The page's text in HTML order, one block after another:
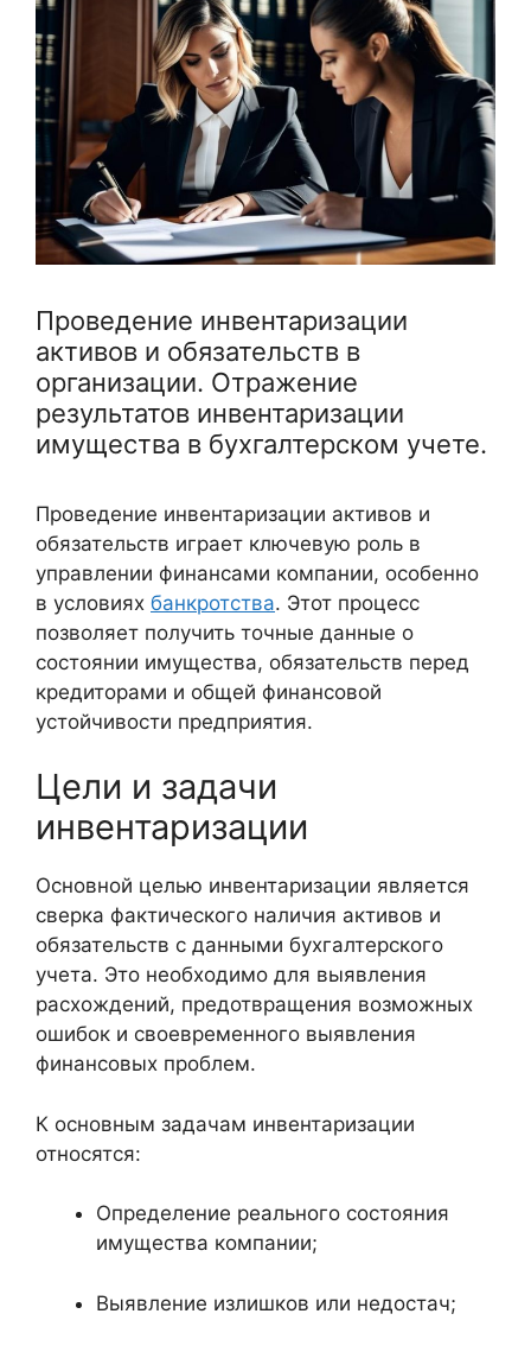
Проведение инвентаризации
активов и обязательств в
организации. Отражение
результатов инвентаризации
имущества в бухгалтерском учете.
Проведение инвентаризации активов и
обязательств играет ключевую роль в
управлении финансами компании, особенно
в условиях банкротства. Этот процесс
позволяет получить точные данные о
состоянии имущества, обязательств перед
кредиторами и общей финансовой
устойчивости предприятия.
Цели и задачи
инвентаризации
Основной целью инвентаризации является
сверка фактического наличия активов и
обязательств с данными бухгалтерского
учета. Это необходимо для выявления
расхождений, предотвращения возможных
ошибок и своевременного выявления
финансовых проблем.
К основным задачам инвентаризации
относятся:
Определение реального состояния
имущества компании;
Выявление излишков или недостач;